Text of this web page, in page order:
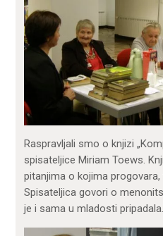
Raspravljali smo o knjizi
spisateljice Miriam Toews.
pitanjima o kojima
Spisateljica govori o
je i sama u mladosti pripadala.